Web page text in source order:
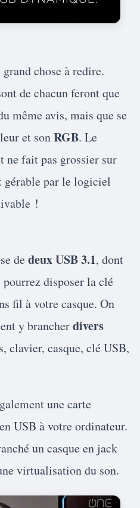
grand chose à redire.
de chacun feront que
même avis, mais que se
et sonRGB. Le
ne fait pas grossier sur
gérable par le logiciel
!
dedeux USB 3.1, dont
disposer la clé
fil à votre casque. On
y brancherdivers
clavier, casque, clé USB,
une carte
USB à votre ordinateur.
un casque en jack
virtualisation du son.